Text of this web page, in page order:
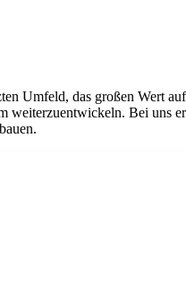
Umfeld, das großen Wert
Bei uns